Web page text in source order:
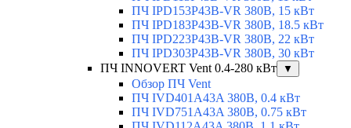
ПЧ IPD153P43B-VR 380В, 15 кВт
ПЧ IPD183P43B-VR 380В, 18.5 кВт
ПЧ IPD223P43B-VR 380В, 22 кВт
ПЧ IPD303P43B-VR 380В, 30 кВт
ПЧ INNOVERT Vent 0.4-280 кВт
▼
Обзор ПЧ Vent
ПЧ IVD401A43A 380В, 0.4 кВт
ПЧ IVD751A43A 380В, 0.75 кВт